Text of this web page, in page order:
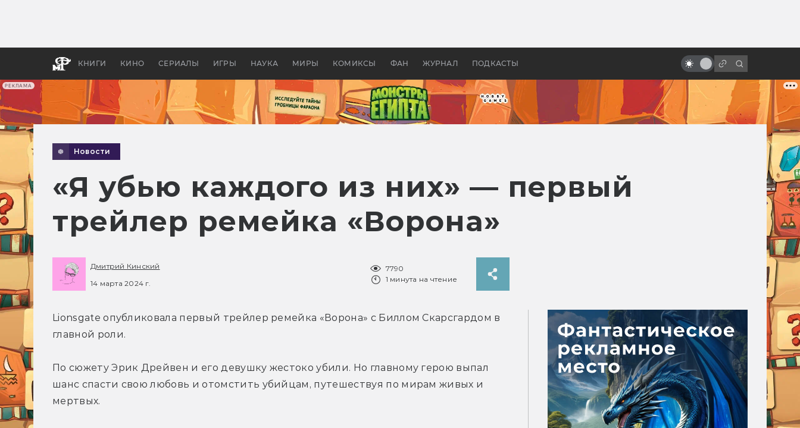
РЕКЛАМА
КНИГИ КИНО СЕРИАЛЫ ИГРЫ НАУКА МИРЫ КОМИКСЫ ФАН ЖУРНАЛ ПОДКАСТЫ
апокалипсис, в России —
бы «Властелина колец»
худшего к лучшему
Новости
«Я убью каждого из них» — первый
трейлер ремейка «Ворона»
Дмитрий Кинский
14 марта 2024 г.
7790
1 минута на чтение
Lionsgate опубликовала первый трейлер ремейка «Ворона» с Биллом Скарсгардом в
главной роли.
По сюжету Эрик Дрейвен и его девушку жестоко убили. Но главному герою выпал
шанс спасти свою любовь и отомстить убийцам, путешествуя по мирам живых и
мертвых.